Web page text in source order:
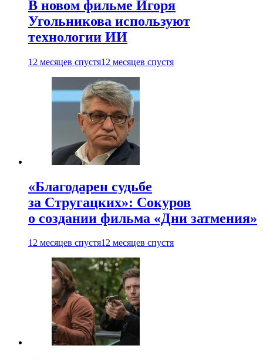
В новом фильме Игоря
Угольникова используют
технологии ИИ
12 месяцев спустя12 месяцев спустя
«Благодарен судьбе
за Стругацких»: Сокуров
о создании фильма «Дни затмения»
12 месяцев спустя12 месяцев спустя